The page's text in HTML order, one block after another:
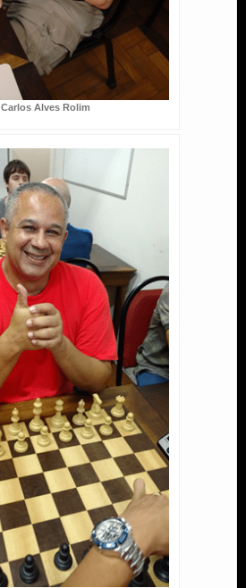
Carlos Alves Rolim